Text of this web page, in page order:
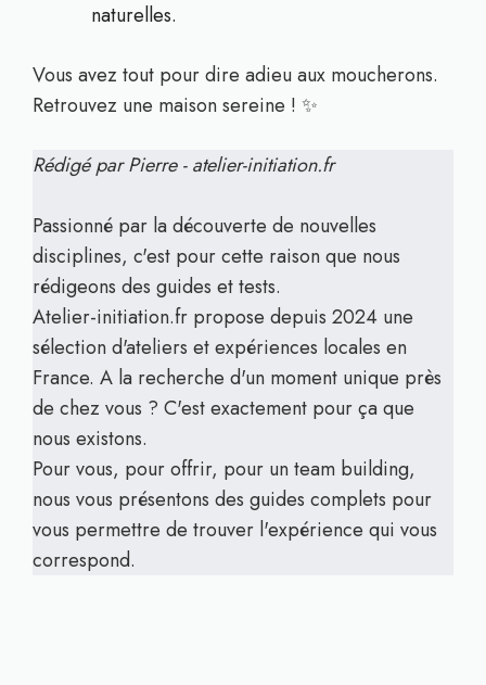
naturelles.
Vous avez tout pour dire adieu aux moucherons.
Retrouvez une maison sereine ! ✨
Rédigé par Pierre - atelier-initiation.fr
Passionné par la découverte de nouvelles
disciplines, c'est pour cette raison que nous
rédigeons des guides et tests.
Atelier-initiation.fr propose depuis 2024 une
sélection d'ateliers et expériences locales en
France. A la recherche d'un moment unique près
de chez vous ? C'est exactement pour ça que
nous existons.
Pour vous, pour offrir, pour un team building,
nous vous présentons des guides complets pour
vous permettre de trouver l'expérience qui vous
correspond.